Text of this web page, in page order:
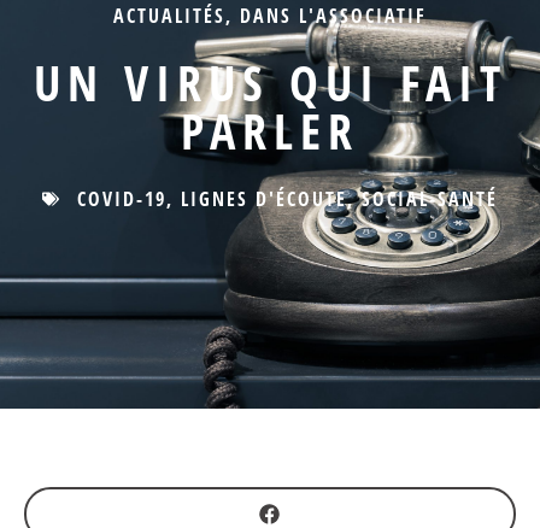
ACTUALITÉS, DANS L'ASSOCIATIF
UN VIRUS QUI FAIT
PARLER
COVID-19, LIGNES D'ÉCOUTE,SOCIAL-SANTÉ